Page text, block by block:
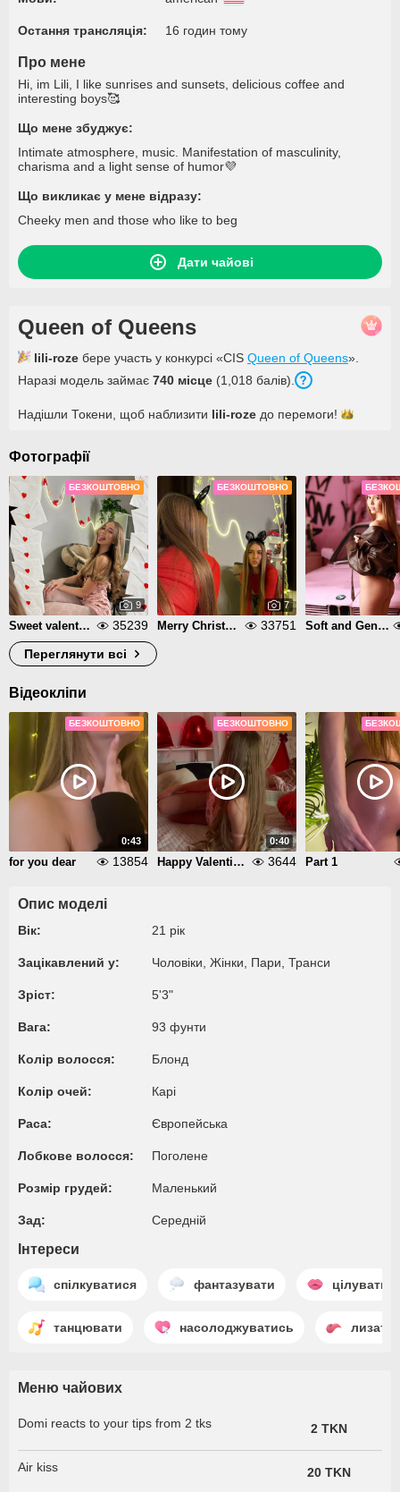
Остання трансляція: 16 годин тому
Про мене
Hi, im Lili, I like sunrises and sunsets, delicious coffee and
interesting boys🥰
Що мене збуджує:
Intimate atmosphere, music. Manifestation of masculinity,
charisma and a light sense of humor💜
Що викликає у мене відразу:
Cheeky men and those who like to beg
Дати чайові
Queen of Queens
lili-roze бере участь у конкурсі «CIS Queen of Queens».
Наразі модель займає 740 місце (1,018 балів).
Надішли Токени, щоб наблизити lili-roze до перемоги!
Фотографії
БЕЗКОШТОВНО
9
Sweet valentine 35239
БЕЗКОШТОВНО
7
Merry Christmas ✨ 33751 Soft and Gentle
Переглянути всі
Відеокліпи
БЕЗКОШТОВНО
0:43
for you dear 13854
БЕЗКОШТОВНО
0:40
Happy Valentine's Day 3644 Part 1
Опис моделі
Вік: 21 рік
Зацікавлений у: Чоловіки, Жiнки, Пари, Транси
Зріст: 5'3"
Вага: 93 фунти
Колір волосся: Блонд
Колір очей: Карі
Раса: Європейська
Лобкове волосся: Поголене
Розмір грудей: Маленький
Зад: Середній
Інтереси
спілкуватися фантазувати
танцювати насолоджуватись лизати
Меню чайових
Domi reacts to your tips from 2 tks 2 TKN
Air kiss 20 TKN